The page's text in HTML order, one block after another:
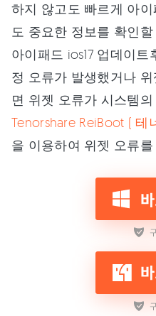
하지 않고도 빠르게 아
도 중요한 정보를 확인
아이패드 ios17 업데이
정 오류가 발생했거나
면 위젯 오류가 시스템
Tenorshare ReiBoot ( 테
을 이용하여 위젯 오류를